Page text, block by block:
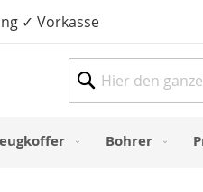
✓ VorkasseDirekt
Bohrer